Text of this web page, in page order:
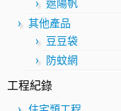
遮陽帆
其他產品
豆豆袋
防蚊網
工程紀錄